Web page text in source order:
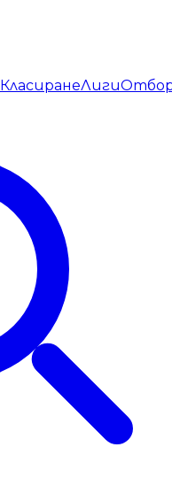
КласиранеЛиги